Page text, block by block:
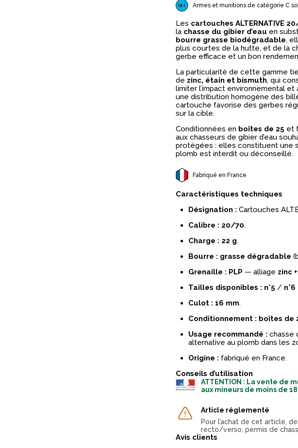
Armes et munitions de catégorie C
Les cartouches ALTERNATIVE
la chasse du gibier d’eau en
bourre grasse biodégradable,
plus courtes de la hutte, et de la
gerbe efficace et un bon
La particularité de cette gamme
de zinc, étain et bismuth, qui
limiter l’impact environnemental
une distribution homogène des
cartouche favorise des gerbes
sur la cible.
Conditionnées en boîtes de 25 et
aux chasseurs de gibier d’eau
protégées : elles constituent une
plomb est interdit ou déconseillé.
Fabriqué en France
Caractéristiques techniques
Désignation : Cartouches
Calibre : 20/70.
Charge : 22 g.
Bourre : grasse dégradable
Grenaille : PLP — alliage zinc
Tailles disponibles : n°5 / n°6
Culot : 16 mm.
Conditionnement : boîtes de
Usage recommandé : chasse
alternative au plomb dans les
Origine : fabriqué en France.
Conseils d’utilisation
ATTENTION : La vente de
aux mineurs de moins de 18
Article réglementé
Pour l’achat de cet article,
recto/verso, permis de
Avis clients